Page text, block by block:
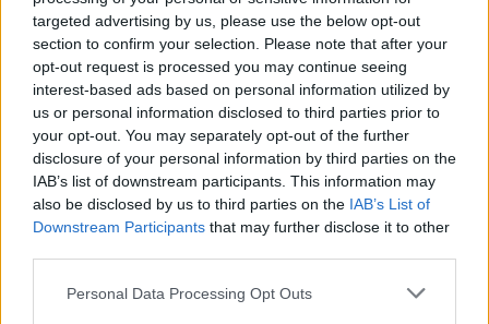
targeted advertising by us, please use the below opt-out
section to confirm your selection. Please note that after your
opt-out request is processed you may continue seeing
interest-based ads based on personal information utilized by
us or personal information disclosed to third parties prior to
your opt-out. You may separately opt-out of the further
disclosure of your personal information by third parties on the
IAB’s list of downstream participants. This information may
also be disclosed by us to third parties on the IAB’s List of
Downstream Participants that may further disclose it to other
Please note that this website/app uses one or more Google
Personal Data Processing Opt Outs
GalluraOggi.it
Ricevi le nostre ultime news
da Google News
Condividi l'articolo